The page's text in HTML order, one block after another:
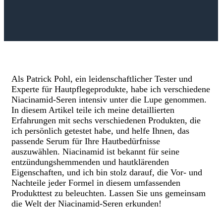
Als Patrick Pohl, ein leidenschaftlicher Tester und
Experte für Hautpflegeprodukte, habe ich verschiedene
Niacinamid-Seren intensiv unter die Lupe genommen.
In diesem Artikel teile ich meine detaillierten
Erfahrungen mit sechs verschiedenen Produkten, die
ich persönlich getestet habe, und helfe Ihnen, das
passende Serum für Ihre Hautbedürfnisse
auszuwählen. Niacinamid ist bekannt für seine
entzündungshemmenden und hautklärenden
Eigenschaften, und ich bin stolz darauf, die Vor- und
Nachteile jeder Formel in diesem umfassenden
Produkttest zu beleuchten. Lassen Sie uns gemeinsam
die Welt der Niacinamid-Seren erkunden!